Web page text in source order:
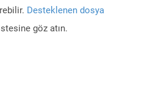
Desteklenen dosya
göz atın.